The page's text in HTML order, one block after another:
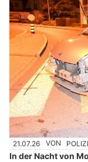
21.07.26 VON
In der Nacht von